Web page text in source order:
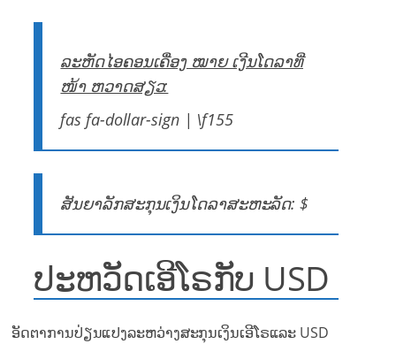
ລະຫັດໄອຄອນເຄື່ອງ ໝາຍ ເງີນໂດລາທີ່
ໜ້າ ຫວາດສຽວ:
fas fa-dollar-sign | \f155
ສັນຍາລັກສະກຸນເງິນໂດລາສະຫະລັດ: $
ປະຫວັດເອີໂຣກັບ USD
ອັດຕາການປ່ຽນແປງລະຫວ່າງສະກຸນເງິນເອີໂຣແລະ USD